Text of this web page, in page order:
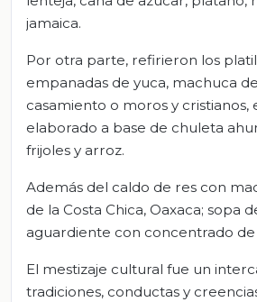
jamaica.
Por otra parte, refirieron los
empanadas de yuca, machuca
casamiento o moros y cristianos,
elaborado a base de chuleta
frijoles y arroz.
Además del caldo de res con
de la Costa Chica, Oaxaca; sopa
aguardiente con concentrado
El mestizaje cultural fue un
tradiciones, conductas y